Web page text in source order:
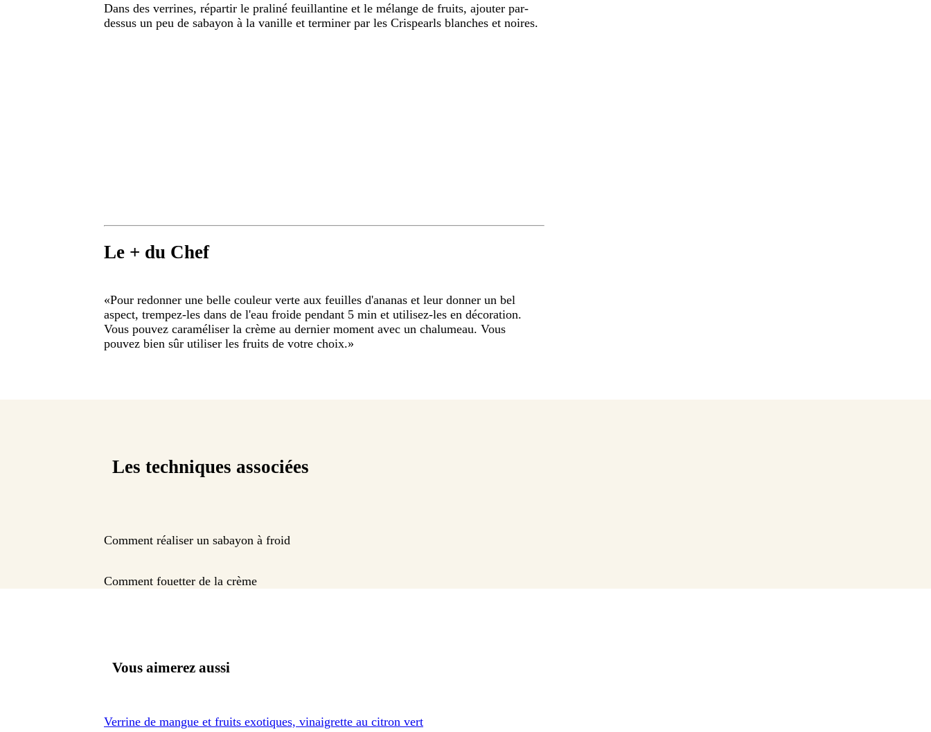
Dans des verrines, répartir le praliné feuillantine et le mélange de fruits, ajouter par-
dessus un peu de sabayon à la vanille et terminer par les Crispearls blanches et noires.
Le + du Chef
«Pour redonner une belle couleur verte aux feuilles d'ananas et leur donner un bel
aspect, trempez-les dans de l'eau froide pendant 5 min et utilisez-les en décoration.
Vous pouvez caraméliser la crème au dernier moment avec un chalumeau. Vous
pouvez bien sûr utiliser les fruits de votre choix.»
Les techniques associées
Comment réaliser un sabayon à froid
Comment fouetter de la crème
Vous aimerez aussi
Verrine de mangue et fruits exotiques, vinaigrette au citron vert